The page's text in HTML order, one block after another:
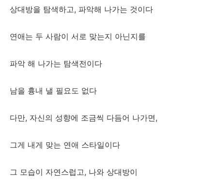
상대방을 탐색하고, 파악해 나가는 것이다
연애는 두 사람이 서로 맞는지 아닌지를
파악 해 나가는 탐색전이다
남을 흉내 낼 필요도 없다
다만, 자신의 성향에 조금씩 다듬어 나가면,
그게 내게 맞는 연애 스타일이다
그 모습이 자연스럽고, 나와 상대방이